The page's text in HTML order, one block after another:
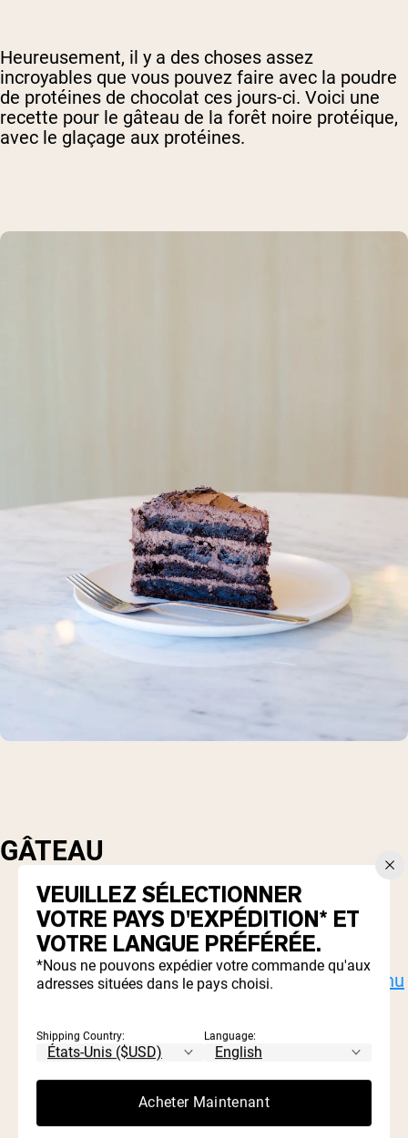
Heureusement, il y a des choses assez
incroyables que vous pouvez faire avec la poudre
de protéines de chocolat ces jours-ci. Voici une
recette pour le gâteau de la forêt noire protéique,
avec le glaçage aux protéines.
GÂTEAU
1 tasse de haricots noirs, drainés et cuits
1/4 tasse d'agave ou de miel
1 tasse de blancs d'oeufs
1/2 tassePoudre de protéines au chocolat nu
2 cuillères à soupe de votre édulcorant de
choix
1 tasse d'avoine (sans gluten ou régulier)
VEUILLEZ SÉLECTIONNER
VOTRE PAYS D'EXPÉDITION* ET
VOTRE LANGUE PRÉFÉRÉE.
*Nous ne pouvons expédier votre commande qu'aux
adresses situées dans le pays choisi.
Shipping Country: Language:
Acheter Maintenant